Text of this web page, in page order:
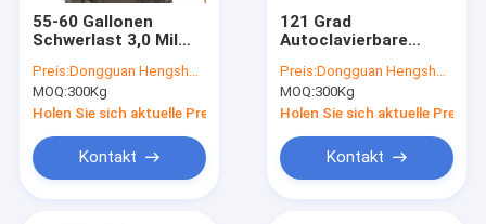
55-60 Gallonen
Schwerlast 3,0 Mil
Bauunternehmer
Müllsäcke für
industrielle
Verwendung
angepasst
Preis:Dongguan Hengsheng Polybag
MOQ:300Kg
Holen Sie sich aktuelle Preis
Kontakt
121 Grad
Autoclavierbare
Plastiktüten mit
Wärmesiegel und
anpassbarer Größe
für medizinische
Abfälle
Preis:Dongguan Hengsheng Polybag
MOQ:300Kg
Holen Sie sich aktuelle Preis
Kontakt